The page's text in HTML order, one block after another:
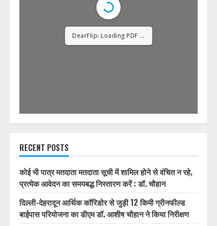
DearFlip: Loading PDF
23% ...
RECENT POSTS
कोई भी पात्र मतदाता मतदाता सूची में शामिल होने से वंचित न रहे,
प्रत्येक आवेदन का समयबद्ध निस्तारण करें : डॉ. चौहान
दिल्ली-देहरादून आर्थिक कॉरिडोर से जुड़ी 12 किमी ग्रीनफील्ड
बाईपास परियोजना का डीएम डॉ. आशीष चौहान ने किया निरीक्षण